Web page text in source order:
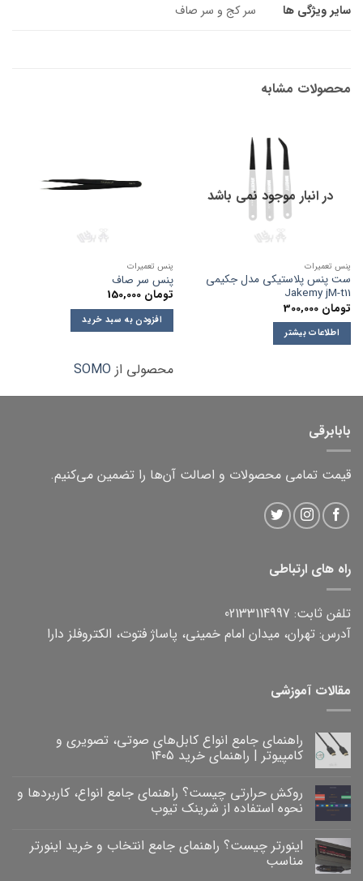
سایر ویژگی ها سر کج و سر صاف
محصولات مشابه
در انبار موجود نمی باشد
پنس تعمیرات
ست پنس پلاستیکی مدل جکیمی
Jakemy jM-t11
تومان
اطلاعات بیشتر
پنس تعمیرات
پنس سر صاف
تومان
افزودن به سبد خرید
محصولی از SOMO
بابابرقی
قیمت تمامی محصولات و اصالت آن‌ها را تضمین می‌کنیم.
راه های ارتباطی
تلفن ثابت: 02133114997
آدرس: تهران، میدان امام خمینی، پاساژ فتوت، الکتروفلز دارا
مقالات آموزشی
راهنمای جامع انواع کابل‌های صوتی، تصویری و
کامپیوتر | راهنمای خرید ۱۴۰۵
برای
راهنمای
جامع
صوتی،
تصویری
و
ثبت
نشده
روکش حرارتی چیست؟ راهنمای جامع انواع، کاربردها و
نحوه استفاده از شرینک تیوب
برای
روکش
حرارتی
ثبت
نشده
اینورتر چیست؟ راهنمای جامع انتخاب و خرید اینورتر
مناسب